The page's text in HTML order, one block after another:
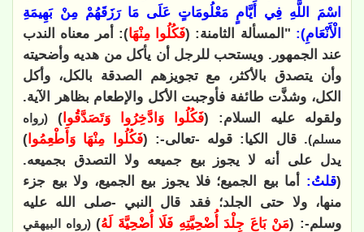
اسْمَ اللَّهِ فِي أَيَّامٍ مَعْلُومَاتٍ عَلَى مَا رَزَقَهُمْ مِنْ بَهِيمَةِ
الْأَنْعَامِ): "المسألة الثامنة: (فَكُلُوا مِنْهَا): أمر معناه الندب
عند الجمهور. ويستحب للرجل أن يأكل من هديه وأضحيته
وأن يتصدق بالأكثر، مع تجويزهم الصدقة بالكل، وأكل
الكل، وشذَّت طائفة فأوجبت الأكل والإطعام بظاهر الآية.
ولقوله عليه السلام: (‌فَكُلُوا ‌وَادَّخِرُوا ‌وَتَصَدَّقُوا )
(رواه
مسلم). قال الكيا: قوله -تعالى-: (فَكُلُوا مِنْهَا وَأَطْعِمُوا )
يدل على أنه لا يجوز بيع جميعه ولا التصدق بجميعه.
(قلتُ: أما بيع الجميع؛ فلا يجوز بيع الجميع، ولا بيع جزء
منها، ولا حتى الجلد؛ فقد قال النبي -صلى الله عليه
وسلم-: (مَنْ ‌بَاعَ ‌جِلْدَ ‌أُضْحِيَّتِهِ ‌فَلَا ‌أُضْحِيَّةَ ‌لَهُ)(رواه البيهقي